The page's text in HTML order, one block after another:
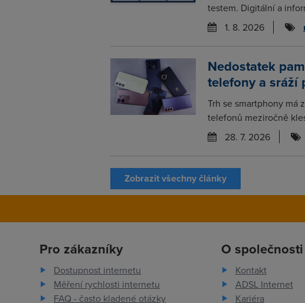
testem. Digitální a
1. 8. 2026
Nedostatek
telefony a sráží
Trh se smartphony má
telefonů meziročně
28. 7. 2026
Zobrazit všechny články
Pro zákazníky
Dostupnost internetu
Měření rychlosti internetu
FAQ - často kladené otázky
O společnosti
Kontakt
ADSL Internet
Kariéra